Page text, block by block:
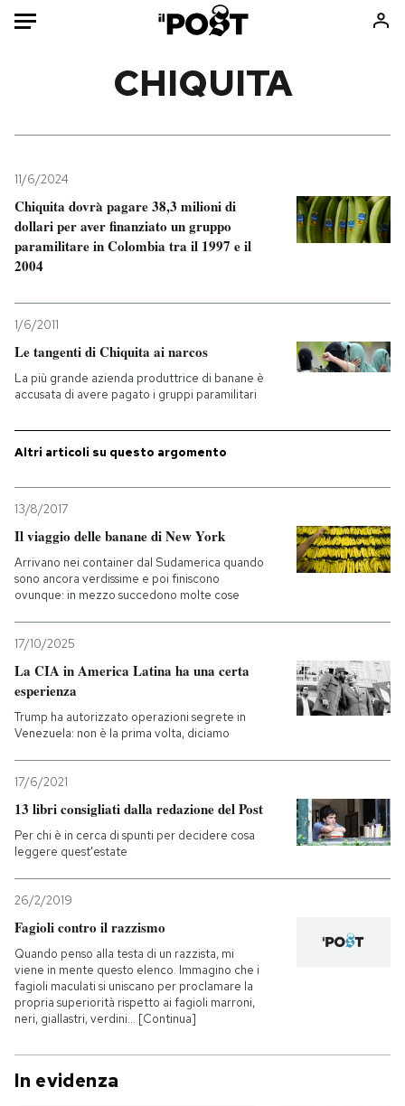
Mondo
Politica
Tecnologia
Internet
Cultura
Economia
Sport
Consumismi
Storie/Idee
Ok Boomer!
Europa
Mondiali calcio 2026
NEWSLETTER
I MIEI PREFERITI
SHOP
CALENDARIO
AREA PERSONALE
Entra
CHIQUITA
11/6/2024
Chiquita dovrà pagare 38,3 milioni di
dollari per aver finanziato un gruppo
paramilitare in Colombia tra il 1997 e il
2004
1/6/2011
Le tangenti di Chiquita ai narcos
La più grande azienda produttrice di banane è
accusata di avere pagato i gruppi paramilitari
Altri articoli su questo argomento
13/8/2017
Il viaggio delle banane di New York
Arrivano nei container dal Sudamerica quando
sono ancora verdissime e poi finiscono
ovunque: in mezzo succedono molte cose
17/10/2025
La CIA in America Latina ha una certa
esperienza
Trump ha autorizzato operazioni segrete in
Venezuela: non è la prima volta, diciamo
17/6/2021
13 libri consigliati dalla redazione del Post
Per chi è in cerca di spunti per decidere cosa
leggere quest'estate
26/2/2019
Fagioli contro il razzismo
Quando penso alla testa di un razzista, mi
viene in mente questo elenco. Immagino che i
fagioli maculati si uniscano per proclamare la
propria superiorità rispetto ai fagioli marroni,
neri, giallastri, verdini… [Continua]
In evidenza